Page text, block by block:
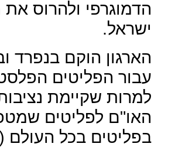
הדמוגרפי ולהרוס את
ישראל.
הארגון הוקם בנפרד
עבור הפליטים
למרות שקיימת
האו"ם לפליטים
בפליטים בכל העולם